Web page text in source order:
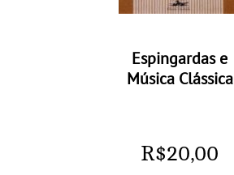
Espingardas e
Música Clássica
R$20,00